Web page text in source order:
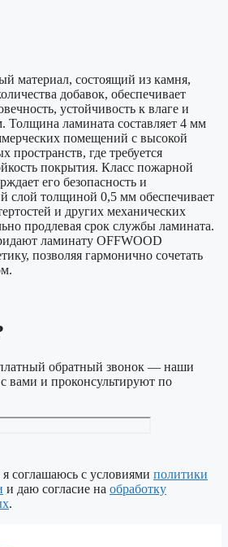
материал, состоящий из камня,
добавок, обеспечивает
устойчивость к влаге и
Толщина ламината составляет 4 мм
помещений с высокой
где требуется
покрытия. Класс пожарной
его безопасность и
слой толщиной 0,5 мм обеспечивает
и других механических
продлевая срок службы ламината.
ламинату OFFWOOD
позволяя гармонично сочетать
обратный звонок — наши
вами и проконсультируют по
соглашаюсь с условиями политики
и даю согласие на обработку
.